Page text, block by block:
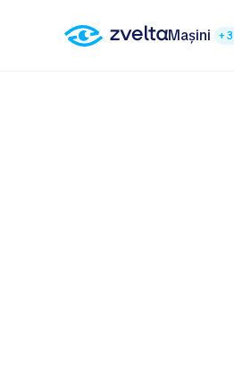
Mașini